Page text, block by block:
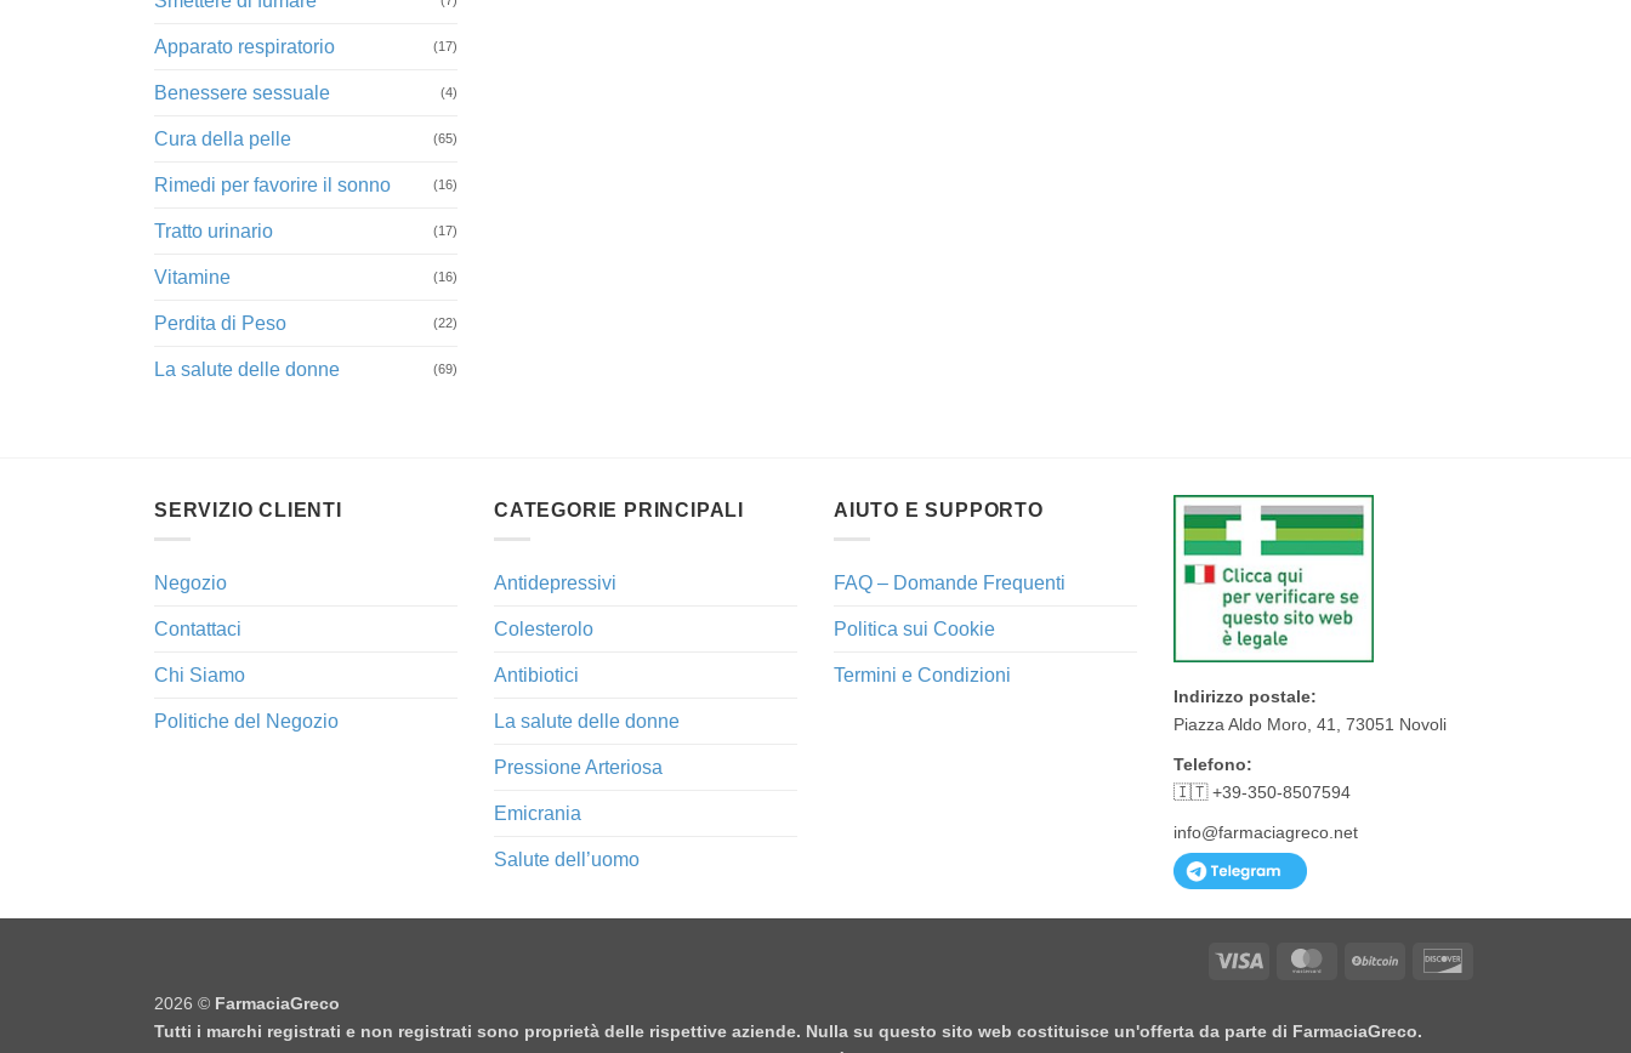
Apparato respiratorio (17)
Benessere sessuale (4)
Cura della pelle (65)
Rimedi per favorire il sonno (16)
Tratto urinario (17)
Vitamine (16)
Perdita di Peso (22)
La salute delle donne (69)
SERVIZIO CLIENTI
Negozio
Contattaci
Chi Siamo
Politiche del Negozio
CATEGORIE PRINCIPALI
Antidepressivi
Colesterolo
Antibiotici
La salute delle donne
Pressione Arteriosa
Emicrania
Salute dell’uomo
AIUTO E SUPPORTO
FAQ – Domande Frequenti
Politica sui Cookie
Termini e Condizioni
Indirizzo postale:
Piazza Aldo Moro, 41, 73051 Novoli
Telefono:
🇮🇹 +39-350-8507594
info@farmaciagreco.net
Visa MasterCardBitCoin
2026 © FarmaciaGreco
Tutti i marchi registrati e non registrati sono proprietà delle rispettive aziende. Nulla su questo sito web costituisce un'offerta da parte di FarmaciaGreco.